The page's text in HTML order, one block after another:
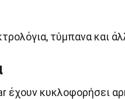
τύμπανα και
έχουν κυκλοφορήσει